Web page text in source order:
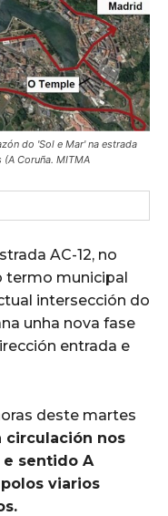
do 'Sol e Mar' na estrada
Coruña. MITMA
AC-12, no
termo municipal
intersección do
unha nova fase
entrada e
deste martes
circulación nos
sentido A
viarios